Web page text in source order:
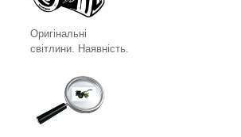
Оригінальні
світлини. Наявність.